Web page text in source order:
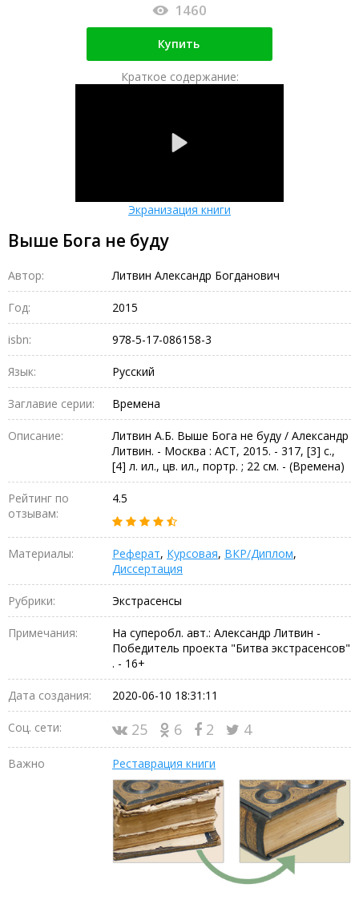
1460
Купить
Краткое содержание:
Экранизация книги
Выше Бога не буду
Автор: Литвин Александр Богданович
Год: 2015
isbn: 978-5-17-086158-3
Язык: Русский
Заглавие серии: Времена
Описание:
Литвин А.Б. Выше Бога не буду / Александр
Литвин. - Москва : АСТ, 2015. - 317, [3] с.,
[4] л. ил., цв. ил., портр. ; 22 см. - (Времена)
Рейтинг по
отзывам:
4.5
Материалы: Реферат, Курсовая, ВКР/Диплом,
Диссертация
Рубрики: Экстрасенсы
Примечания:
На суперобл. авт.: Александр Литвин -
Победитель проекта "Битва экстрасенсов"
. - 16+
Дата создания: 2020-06-10 18:31:11
Соц. сети: 25 6 2 4
Важно Реставрация книги